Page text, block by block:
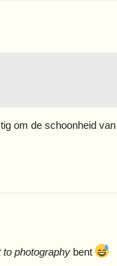
om de schoonheid
to photography bent